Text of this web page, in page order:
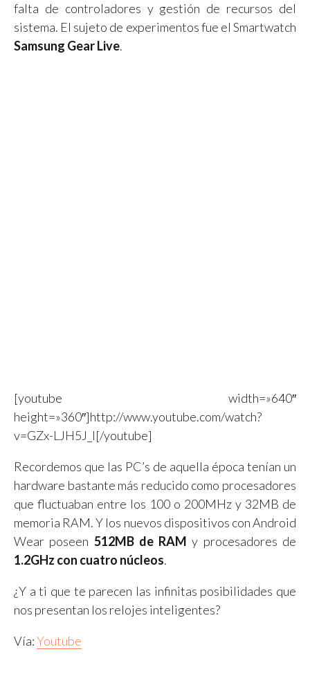
falta de controladores y gestión de recursos del
sistema. El sujeto de experimentos fue el Smartwatch
Samsung Gear Live.
[youtube width=»640″
height=»360″]http://www.youtube.com/watch?
v=GZx-LJH5J_I[/youtube]
Recordemos que las PC’s de aquella época tenían un
hardware bastante más reducido como procesadores
que fluctuaban entre los 100 o 200MHz y 32MB de
memoria RAM. Y los nuevos dispositivos con Android
Wear poseen 512MB de RAM y procesadores de
1.2GHz con cuatro núcleos.
¿Y a ti que te parecen las infinitas posibilidades que
nos presentan los relojes inteligentes?
Vía:Youtube